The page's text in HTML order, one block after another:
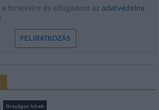
hírlevélre és elfogadom az adatvédelmi
FELIRATKOZÁS
Országos hírek